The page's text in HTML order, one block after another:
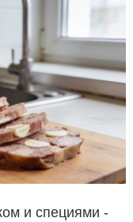
и специями -